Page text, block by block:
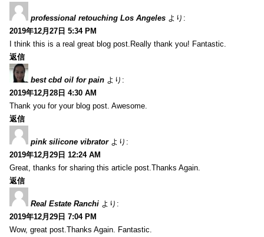
professional retouching Los Angeles より:
2019年12月27日 5:34 PM
I think this is a real great blog post.Really thank you! Fantastic.
返信
best cbd oil for pain より:
2019年12月28日 4:30 AM
Thank you for your blog post. Awesome.
返信
pink silicone vibrator より:
2019年12月29日 12:24 AM
Great, thanks for sharing this article post.Thanks Again.
返信
Real Estate Ranchi より:
2019年12月29日 7:04 PM
Wow, great post.Thanks Again. Fantastic.